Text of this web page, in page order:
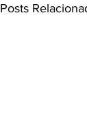
Posts